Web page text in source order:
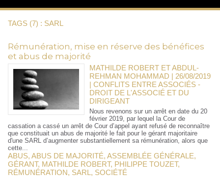
TAGS (7) : SARL
Rémunération, mise en réserve des bénéfices
et abus de majorité
MATHILDE ROBERT ET ABDUL-
REHMAN MOHAMMAD | 26/08/2019
|CONFLITS ENTRE ASSOCIÉS -
DROIT DE L'ASSOCIÉ ET DU
DIRIGEANT
Nous revenons sur un arrêt en date du 20
février 2019, par lequel la Cour de
cassation a cassé un arrêt de Cour d’appel ayant refusé de reconnaître
que constituait un abus de majorité le fait pour le gérant majoritaire
d'une SARL d’augmenter substantiellement sa rémunération, alors que
cette...
ABUS, ABUS DE MAJORITÉ, ASSEMBLÉE GÉNÉRALE,
GÉRANT, MATHILDE ROBERT, PHILIPPE TOUZET,
RÉMUNÉRATION, SARL , SOCIÉTÉ